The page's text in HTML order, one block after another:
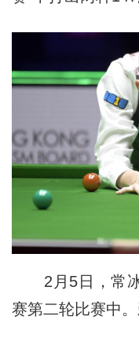
2月5日，常冰
赛第二轮比赛中